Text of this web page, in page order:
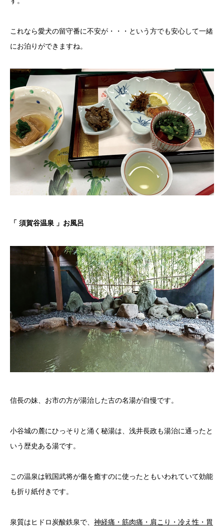
これなら愛犬の留守番に不安が・・・という方でも安心して一緒
にお泊りができますね。
「 須賀谷温泉 」お風呂
信長の妹、お市の方が湯治した古の名湯が自慢です。
小谷城の麓にひっそりと涌く秘湯は、浅井長政も湯治に通ったと
いう歴史ある湯です。
この温泉は戦国武将が傷を癒すのに使ったともいわれていて効能
も折り紙付きです。
泉質はヒドロ炭酸鉄泉で、 神経痛・筋肉痛・肩こり・冷え性・胃